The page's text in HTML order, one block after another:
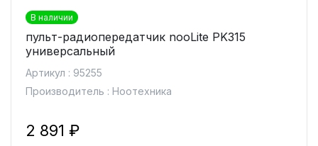
В наличии
пульт-радиопередатчик nooLite PK315
универсальный
Артикул : 95255
Производитель : Ноотехника
2 891 ₽